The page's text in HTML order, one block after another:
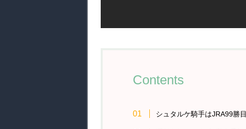
Contents
シュタルケ騎手はJRA99勝目